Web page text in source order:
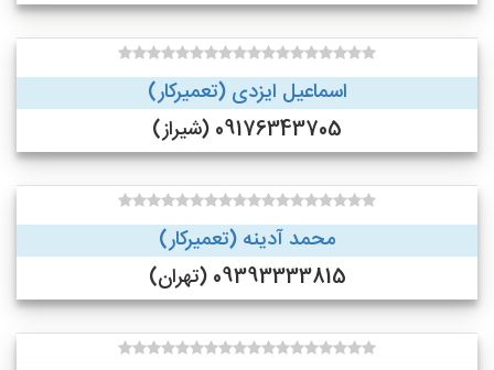
اسماعیل ایزدی (تعمیرکار)
09176343705 (شیراز)
محمد آدینه (تعمیرکار)
09393333815 (تهران)